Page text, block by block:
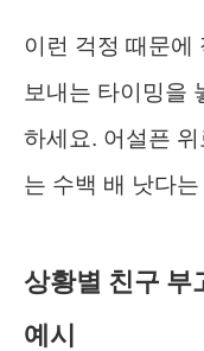
이런 걱정 때문에
보내는 타이밍을
하세요. 어설픈
는 수백 배 낫다
상황별 친구 부
예시